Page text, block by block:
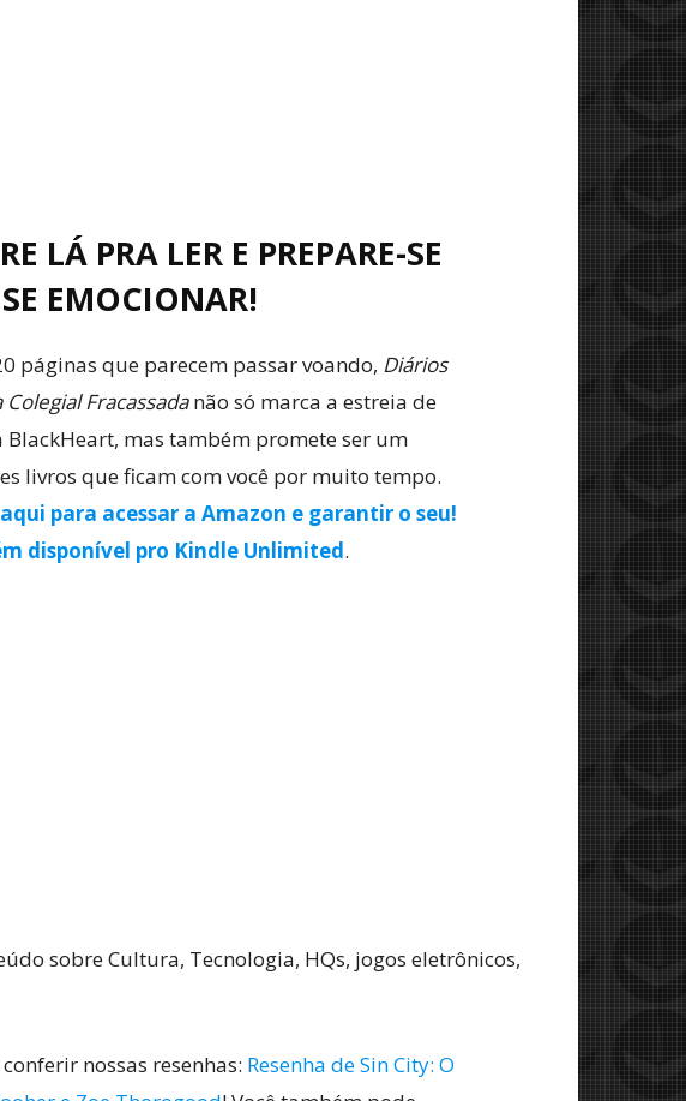
LÁ PRA LER E PREPARE-SE
EMOCIONAR!
páginas que parecem passar voando, Diários
Fracassadanão só marca a estreia de
BlackHeart, mas também promete ser um
livros que ficam com você por muito tempo.
para acessar a Amazon e garantir o seu!
disponível pro Kindle Unlimited.
sobre Cultura, Tecnologia, HQs, jogos eletrônicos,
nossas resenhas: Resenha de Sin City: O